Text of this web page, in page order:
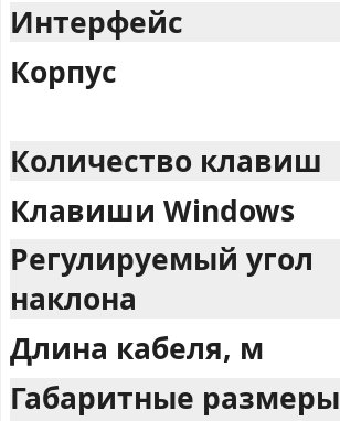
Интерфейс
Корпус
Количество клавиш
Клавиши Windows
Регулируемый угол
наклона
Длина кабеля, м
Габаритные размеры